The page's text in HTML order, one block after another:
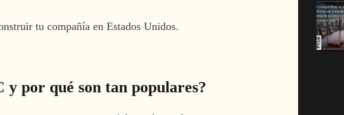
tu compañía en Estados Unidos.
y por qué son tan populares?